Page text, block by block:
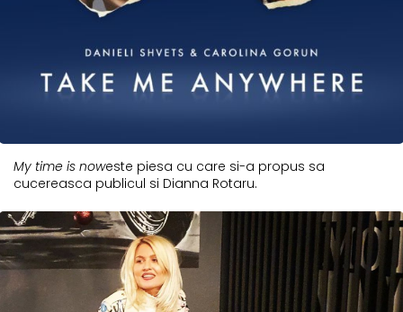
My time is noweste piesa cu care si-a propus sa
cucereasca publicul si Dianna Rotaru.